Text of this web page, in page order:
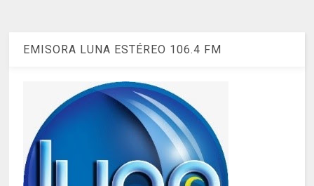
EMISORA LUNA ESTÉREO 106.4 FM